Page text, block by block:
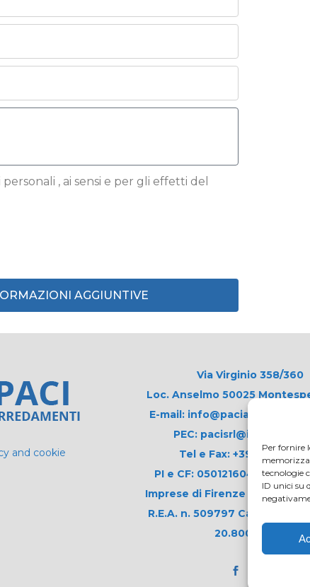
Per fornire
tecnologie
ID unici su
, ai sensi e per gli effetti del
AGGIUNTIVE
and cookie
Via Virginio 358/360
Loc. Anselmo 50025
E-mail:
PEC:
Tel e Fax: +39 0571
PI e CF: 05012160486
Imprese di Firenze (già n.
R.E.A. n. 509797 Capitale
20.800,00 i.v.